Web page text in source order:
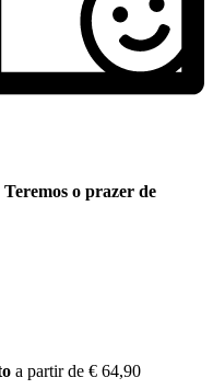
o prazer de
a partir de € 64,90